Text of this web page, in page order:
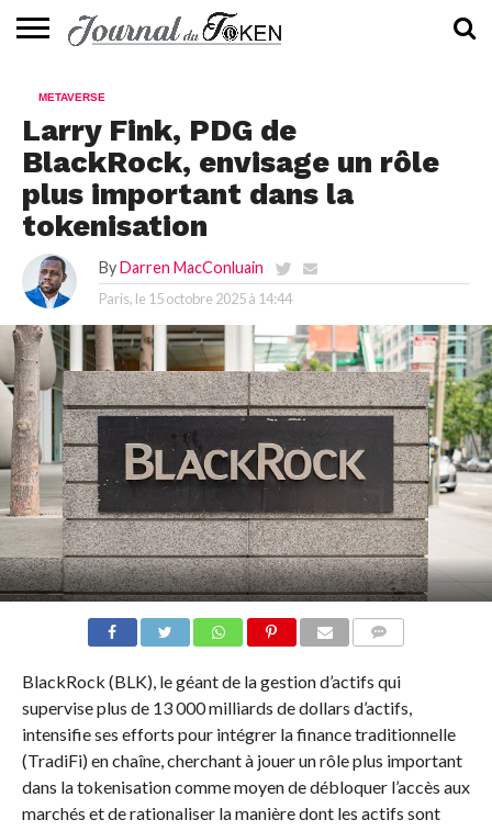
📰
EVALUATION
GUIDE
TENDANCES
À
CONTACTEZ-
METAVERSE
Larry Fink, PDG de
BlackRock, envisage un rôle
plus important dans la
tokenisation
By Darren MacConluain
Paris, le 15 octobre 2025 à 14:44
BlackRock (BLK), le géant de la gestion d’actifs qui
supervise plus de 13 000 milliards de dollars d’actifs,
intensifie ses efforts pour intégrer la finance traditionnelle
(TradiFi) en chaîne, cherchant à jouer un rôle plus important
dans la tokenisation comme moyen de débloquer l’accès aux
marchés et de rationaliser la manière dont les actifs sont